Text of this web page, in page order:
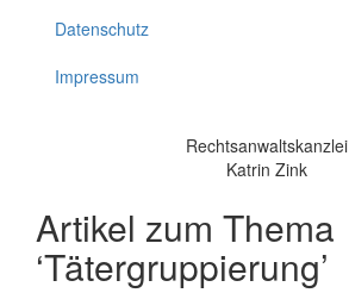
Datenschutz
Impressum
Rechtsanwaltskanzlei
Katrin Zink
Artikel zum Thema
‘Tätergruppierung’